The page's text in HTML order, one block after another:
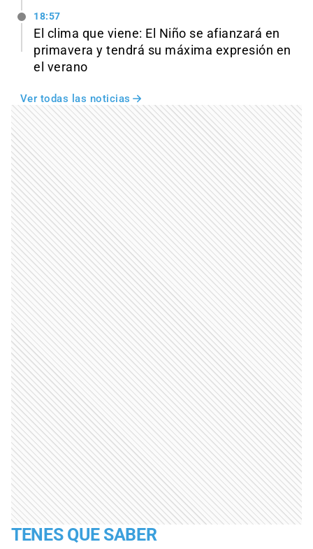
18:57
El clima que viene: El Niño se afianzará en
primavera y tendrá su máxima expresión en
el verano
Ver todas las noticias
TENES QUE SABER